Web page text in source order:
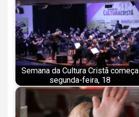
Semana da Cultura Cristã começa
segunda-feira, 18